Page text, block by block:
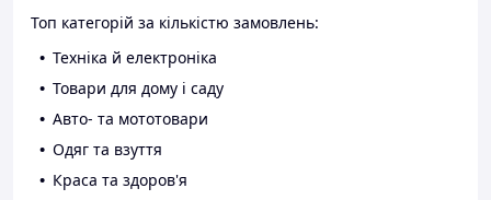
Топ категорій за кількістю замовлень:
Техніка й електроніка
Товари для дому і саду
Авто- та мототовари
Одяг та взуття
Краса та здоров'я